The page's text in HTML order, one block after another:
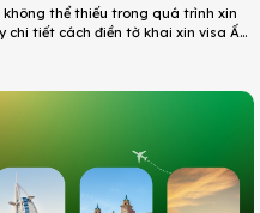
thể thiếu trong quá trình xin
chi tiết cách điền tờ khai xin visa Ấn
điền form xin visa Ấn Độ chính xác
đặc biệt là những ai đang gặp trở